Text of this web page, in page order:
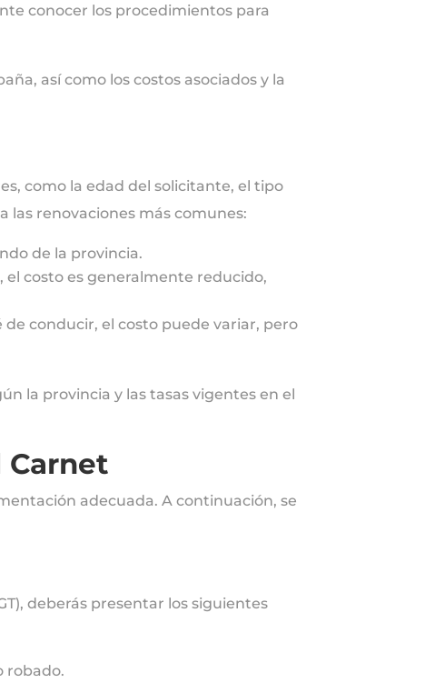
conocer los procedimientos para
así como los costos asociados y la
como la edad del solicitante, el tipo
las renovaciones más comunes:
de la provincia.
el costo es generalmente reducido,
conducir, el costo puede variar, pero
la provincia y las tasas vigentes en el
Carnet
adecuada. A continuación, se
deberás presentar los siguientes
robado.